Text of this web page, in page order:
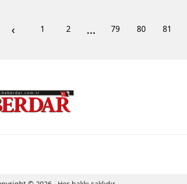
‹ 1 2 ... 79 80 81